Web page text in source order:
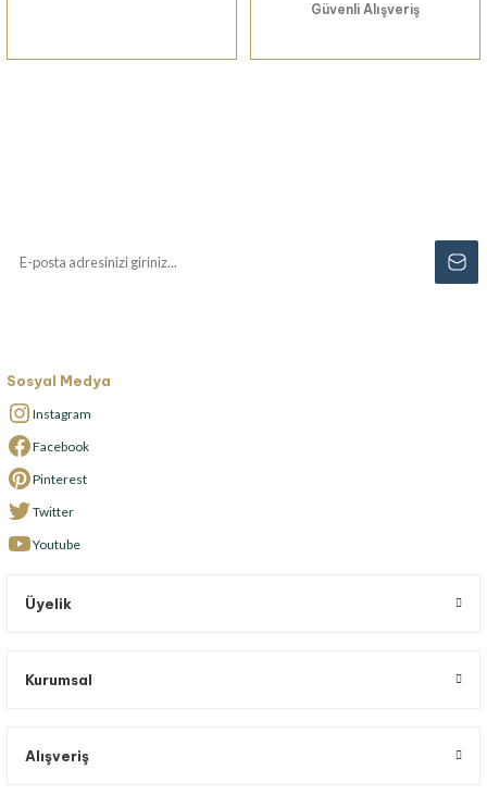
Güvenli Alışveriş
Sosyal Medya
Instagram
Facebook
Pinterest
Twitter
Youtube
Üyelik
Kurumsal
Alışveriş